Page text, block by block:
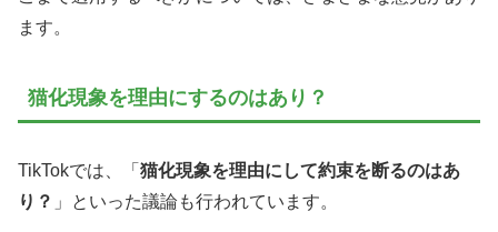
ます。
猫化現象を理由にするのはあり？
TikTokでは、「 猫化現象を理由にして約束を断るのはあ
り？ 」といった議論も行われています。